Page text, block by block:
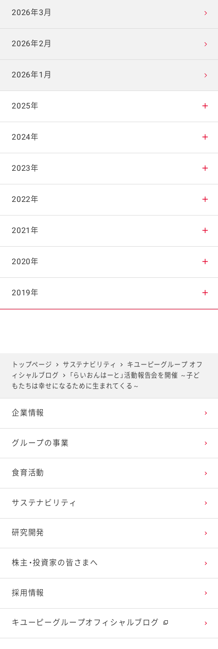
2026年3月
2026年2月
2026年1月
2025年
2025年12月
2025年11月
2025年10月
2025年9月
2025年8月
2025年7月
2025年4月
2025年3月
2025年2月
2024年
2024年12月
2024年11月
2024年10月
2024年9月
2024年8月
2024年5月
2024年4月
2024年3月
2023年
2023年12月
2023年11月
2023年10月
2023年9月
2023年6月
2023年5月
2023年4月
2022年
2022年12月
2022年11月
2022年10月
2022年7月
2022年6月
2022年5月
2021年
2021年12月
2021年11月
2021年8月
2021年7月
2021年6月
2020年
2020年12月
2020年9月
2020年8月
2020年7月
2019年
2019年10月
2019年9月
2019年8月
トップページ サステナビリティ
キユーピーグループ オフ
ィシャルブログ
「らいおんはーと」活動報告会を開催 ～子ど
もたちは幸せになるために生まれてくる～
企業情報
グループの事業
食育活動
サステナビリティ
研究開発
株主・投資家の皆さまへ
採用情報
キユーピーグループオフィシャルブログ